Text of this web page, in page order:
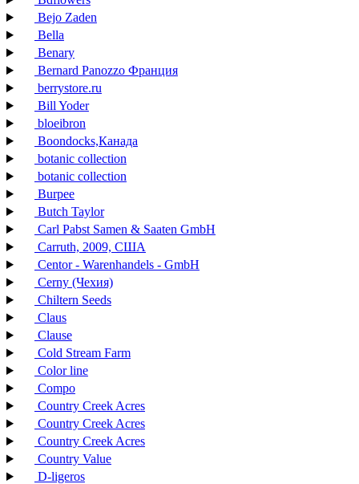
Bejo Zaden
Bella
Benary
Bernard Panozzo Франция
berrystore.ru
Bill Yoder
bloeibron
Boondocks,Канада
botanic collection
botanic collection
Burpee
Butch Taylor
Carl Pabst Samen & Saaten GmbH
Carruth, 2009, США
Centor - Warenhandels - GmbH
Cerny (Чехия)
Chiltern Seeds
Claus
Clause
Cold Stream Farm
Color line
Compo
Country Creek Acres
Country Creek Acres
Country Creek Acres
Country Value
D-ligeros